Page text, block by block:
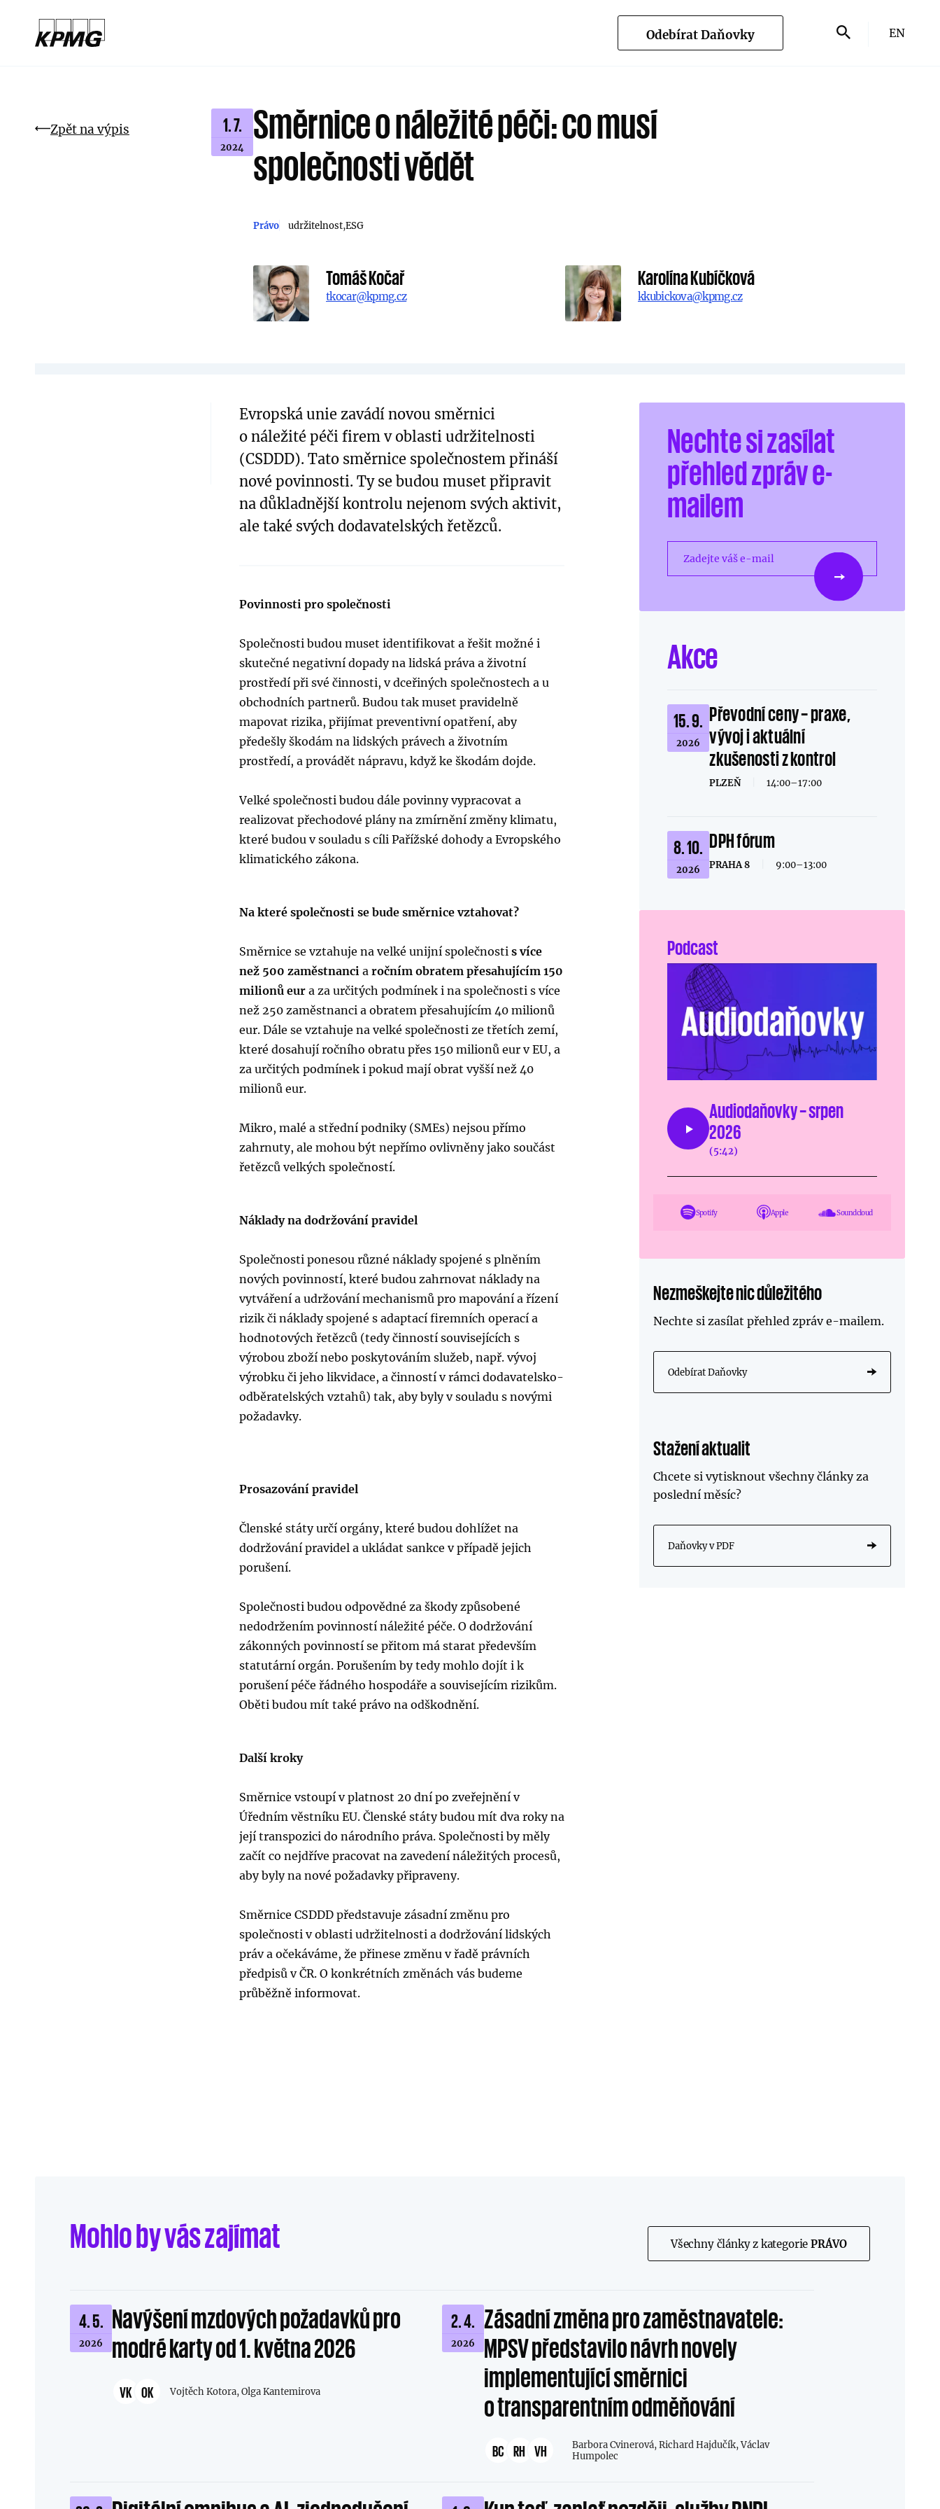
Odebírat Daňovky EN
Zpět na výpis 1. 7.
2024
Směrnice o náležité péči: co musí
společnosti vědět
Právo udržitelnost ESG
Tomáš Kočař
tkocar@kpmg.cz
Karolína Kubíčková
kkubickova@kpmg.cz
Evropská unie zavádí novou směrnici
o náležité péči firem v oblasti udržitelnosti
(CSDDD). Tato směrnice společnostem přináší
nové povinnosti. Ty se budou muset připravit
na důkladnější kontrolu nejenom svých aktivit,
ale také svých dodavatelských řetězců.
Povinnosti pro společnosti
Společnosti budou muset identifikovat a řešit možné i
skutečné negativní dopady na lidská práva a životní
prostředí při své činnosti, v dceřiných společnostech a u
obchodních partnerů. Budou tak muset pravidelně
mapovat rizika, přijímat preventivní opatření, aby
předešly škodám na lidských právech a životním
prostředí, a provádět nápravu, když ke škodám dojde.
Velké společnosti budou dále povinny vypracovat a
realizovat přechodové plány na zmírnění změny klimatu,
které budou v souladu s cíli Pařížské dohody a Evropského
klimatického zákona.
Na které společnosti se bude směrnice vztahovat?
Směrnice se vztahuje na velké unijní společnosti s více
než 500 zaměstnanci a ročním obratem přesahujícím 150
milionů eura za určitých podmínek i na společnosti s více
než 250 zaměstnanci a obratem přesahujícím 40 milionů
eur. Dále se vztahuje na velké společnosti ze třetích zemí,
které dosahují ročního obratu přes 150 milionů eur v EU, a
za určitých podmínek i pokud mají obrat vyšší než 40
milionů eur.
Mikro, malé a střední podniky (SMEs) nejsou přímo
zahrnuty, ale mohou být nepřímo ovlivněny jako součást
řetězců velkých společností.
Náklady na dodržování pravidel
Společnosti ponesou různé náklady spojené s plněním
nových povinností, které budou zahrnovat náklady na
vytváření a udržování mechanismů pro mapování a řízení
rizik či náklady spojené s adaptací firemních operací a
hodnotových řetězců (tedy činností souvisejících s
výrobou zboží nebo poskytováním služeb, např. vývoj
výrobku či jeho likvidace, a činností v rámci dodavatelsko-
odběratelských vztahů) tak, aby byly v souladu s novými
požadavky.
Prosazování pravidel
Členské státy určí orgány, které budou dohlížet na
dodržování pravidel a ukládat sankce v případě jejich
porušení.
Společnosti budou odpovědné za škody způsobené
nedodržením povinností náležité péče. O dodržování
zákonných povinností se přitom má starat především
statutární orgán. Porušením by tedy mohlo dojít i k
porušení péče řádného hospodáře a souvisejícím rizikům.
Oběti budou mít také právo na odškodnění.
Další kroky
Směrnice vstoupí v platnost 20 dní po zveřejnění v
Úředním věstníku EU. Členské státy budou mít dva roky na
její transpozici do národního práva. Společnosti by měly
začít co nejdříve pracovat na zavedení náležitých procesů,
aby byly na nové požadavky připraveny.
Směrnice CSDDD představuje zásadní změnu pro
společnosti v oblasti udržitelnosti a dodržování lidských
práv a očekáváme, že přinese změnu v řadě právních
předpisů v ČR. O konkrétních změnách vás budeme
průběžně informovat.
Nechte si zasílat
přehled zpráv e-
mailem
Zadejte váš e-mail
Akce
15. 9.
2026
Převodní ceny – praxe,
vývoj i aktuální
zkušenosti z kontrol
PLZEŇ 14:00–17:00
8. 10.
2026
DPH fórum
PRAHA 8 9:00–13:00
Podcast
Audiodaňovky – srpen
2026
(5:42)
Spotify Apple Soundcloud
Nezmeškejte nic důležitého
Nechte si zasílat přehled zpráve-mailem.
Odebírat Daňovky
Stažení aktualit
Chcete si vytisknout všechny články za
poslední měsíc?
Daňovky v PDF
Mohlo by vás zajímat Všechny články z kategorie PRÁVO
4. 5.
2026
Navýšení mzdových požadavků pro
modré karty od 1. května 2026
VK OK Vojtěch Kotora,Olga Kantemirova
2. 4.
2026
Zásadní změna pro zaměstnavatele:
MPSV představilo návrh novely
implementující směrnici
o transparentním odměňování
BC RH VH Barbora Cvinerová,Richard Hajdučík,Václav
Humpolec